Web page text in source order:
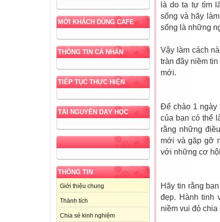
MỜI KHÁCH DÙNG CAFE
THÔNG TIN CÁ NHÂN
TIẾP TỤC THỰC HIỆN
TÀI NGUYÊN DẠY HỌC
THÔNG TIN
Giới thiệu chung
Thành tích
Chia sẻ kinh nghiệm
là do ta tự tìm
sống và hãy
sống là những
Vậy làm cách
tràn đầy niềm
mới.
Để chào 1 ngày
của bạn có thể
rằng những
mới và gặp gỡ
với những cơ
Hãy tin rằng
đẹp. Hành tinh
niềm vui đó